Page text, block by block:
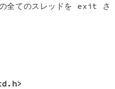
全てのスレッドを exit さ